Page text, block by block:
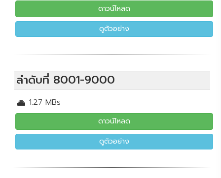
ดาวน์โหลด
ดูตัวอย่าง
ลำดับที่ 8001-9000
1.27 MBs
ดาวน์โหลด
ดูตัวอย่าง